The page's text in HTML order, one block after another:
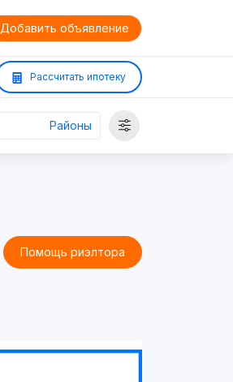
Добавить объявление
Рассчитать ипотеку
Районы
Помощь риэлтора